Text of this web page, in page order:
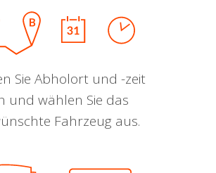
Sie Abholort und -zeit
und wählen Sie das
Fahrzeug aus.